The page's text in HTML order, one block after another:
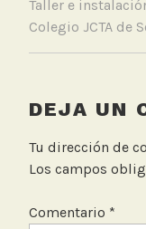
C
a
u
i
Taller e
Colegio JCTA de
DEJA UN
Tu dirección de
Los campos
Comentario *